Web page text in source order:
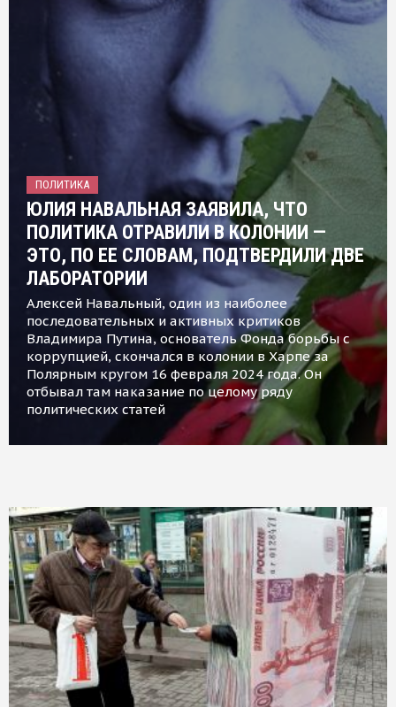
ПОЛИТИКА
ЮЛИЯ НАВАЛЬНАЯ ЗАЯВИЛА, ЧТО
ПОЛИТИКА ОТРАВИЛИ В КОЛОНИИ —
ЭТО, ПО ЕЕ СЛОВАМ, ПОДТВЕРДИЛИ ДВЕ
ЛАБОРАТОРИИ
Алексей Навальный, один из наиболее
последовательных и активных критиков
Владимира Путина, основатель Фонда борьбы с
коррупцией, скончался в колонии в Харпе за
Полярным кругом 16 февраля 2024 года. Он
отбывал там наказание по целому ряду
политических статей